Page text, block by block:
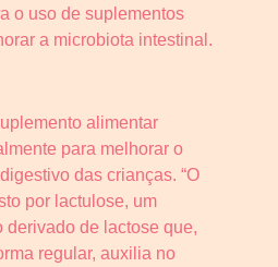
o uso de suplementos
a microbiota intestinal.
alimentar
para melhorar o
das crianças. “O
por lactulose, um
de lactose que,
regular, auxilia no